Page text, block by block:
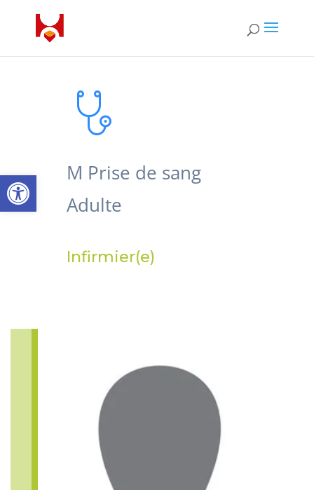
Ouvrir la barre d’outilsM Prise de sang
Adulte
Infirmier(e)